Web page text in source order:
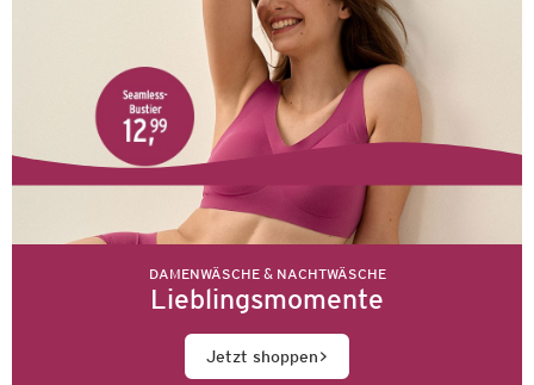
DAMENWÄSCHE & NACHTWÄSCHE
Lieblingsmomente
Jetzt shoppen